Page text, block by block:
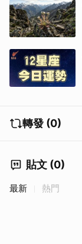
轉發 (0)
貼文 (0)
最新 熱門